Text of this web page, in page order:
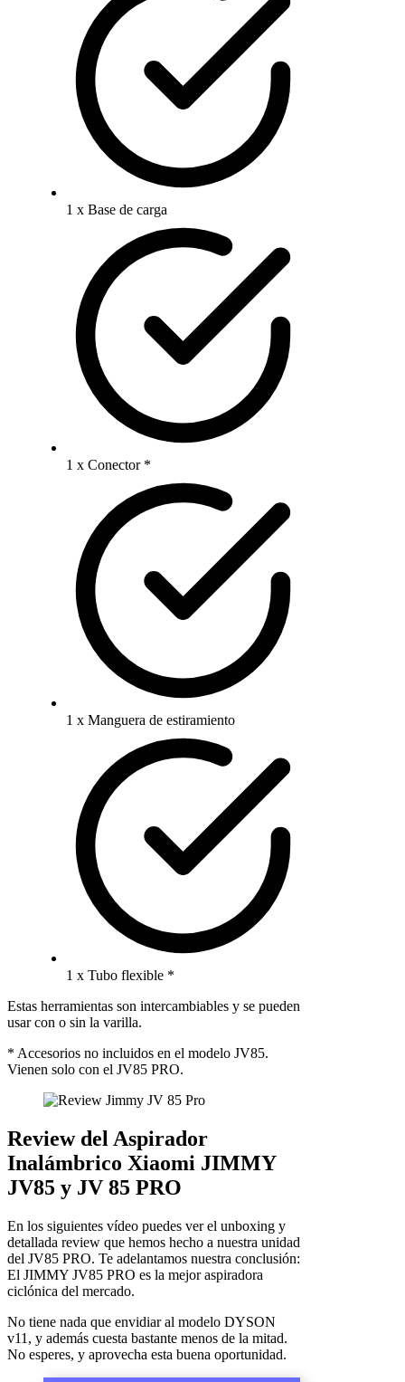
1 x Base de carga
1 x Conector *
1 x Manguera de estiramiento
1 x Tubo flexible *
Estas herramientas son intercambiables y se pueden
usar con o sin la varilla.
* Accesorios no incluidos en el modelo JV85.
Vienen solo con el JV85 PRO.
Review del Aspirador
Inalámbrico Xiaomi JIMMY
JV85 y JV 85 PRO
En los siguientes vídeo puedes ver el unboxing y
detallada review que hemos hecho a nuestra unidad
del JV85 PRO. Te adelantamos nuestra conclusión:
El JIMMY JV85 PRO es la mejor aspiradora
ciclónica del mercado.
No tiene nada que envidiar al modelo DYSON
v11, y además cuesta bastante menos de la mitad.
No esperes, y aprovecha esta buena oportunidad.